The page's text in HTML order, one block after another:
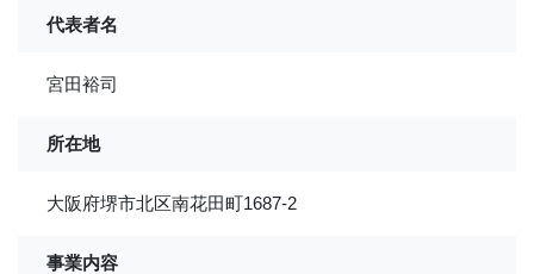
代表者名
宮田裕司
所在地
大阪府堺市北区南花田町1687-2
事業内容